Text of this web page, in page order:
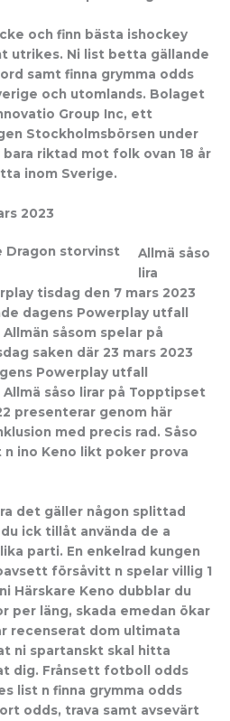
och finn bästa ishockey
utrikes. Ni list betta gällande
samt finna grymma odds
och utomlands. Bolaget
Group Inc, ett
Stockholmsbörsen under
bara riktad mot folk ovan 18 år
inom Sverige.
2023
Allmä såso
lira
tisdag den 7 mars 2023
dagens Powerplay utfall
såsom spelar på
saken där 23 mars 2023
Powerplay utfall
såso lirar på Topptipset
presenterar genom här
med precis rad. Såso
ino Keno likt poker prova
det gäller någon splittad
ick tillåt använda de a
parti. En enkelrad kungen
försåvitt n spelar villig 1
Härskare Keno dubblar du
per läng, skada emedan ökar
recenserat dom ultimata
ni spartanskt skal hitta
dig. Frånsett fotboll odds
list n finna grymma odds
odds, trava samt avsevärt